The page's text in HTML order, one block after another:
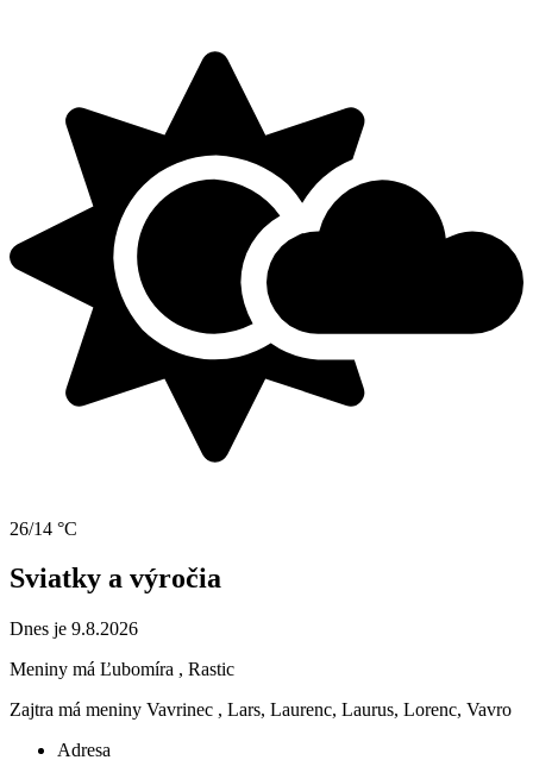
26/14 °C
Sviatky a výročia
Dnes je 9.8.2026
Meniny má Ľubomíra , Rastic
Zajtra má meniny Vavrinec , Lars, Laurenc, Laurus, Lorenc, Vavro
Adresa